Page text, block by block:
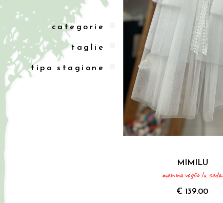
categorie
taglie
tipo stagione
MIMILU
mamma voglio la coda.
€ 139.00